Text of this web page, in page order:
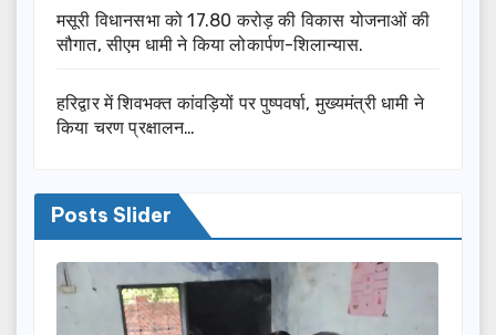
मसूरी विधानसभा को 17.80 करोड़ की विकास योजनाओं की
सौगात, सीएम धामी ने किया लोकार्पण-शिलान्यास.
हरिद्वार में शिवभक्त कांवड़ियों पर पुष्पवर्षा, मुख्यमंत्री धामी ने
किया चरण प्रक्षालन…
Posts Slider